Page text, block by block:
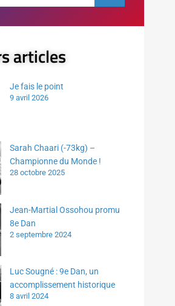
articles
Je fais le point
9 avril 2026
Sarah Chaari (-73kg) –
Championne du Monde !
28 octobre 2025
Jean-Martial Ossohou promu
8e Dan
2 septembre 2024
Luc Sougné : 9e Dan, un
accomplissement historique
8 avril 2024